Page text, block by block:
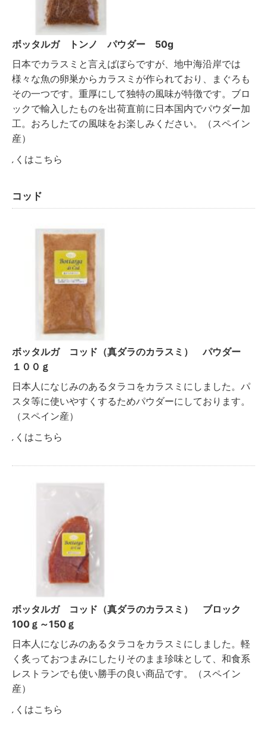
ボッタルガ トンノ パウダー 50g
日本でカラスミと言えばぼらですが、地中海沿岸では
様々な魚の卵巣からカラスミが作られており、まぐろも
その一つです。重厚にして独特の風味が特徴です。ブロ
ックで輸入したものを出荷直前に日本国内でパウダー加
工。おろしたての風味をお楽しみください。（スペイン
産）
しくはこちら
コッド
ボッタルガ コッド（真ダラのカラスミ） パウダー
１００ｇ
日本人になじみのあるタラコをカラスミにしました。パ
スタ等に使いやすくするためパウダーにしております。
（スペイン産）
しくはこちら
ボッタルガ コッド（真ダラのカラスミ） ブロック
100ｇ～150ｇ
日本人になじみのあるタラコをカラスミにしました。軽
く炙っておつまみにしたりそのまま珍味として、和食系
レストランでも使い勝手の良い商品です。（スペイン
産）
しくはこちら